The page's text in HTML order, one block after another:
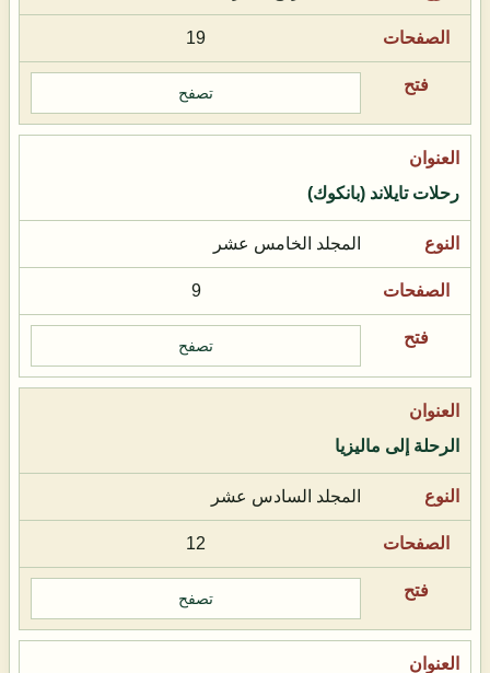
19
تصفح
رحلات تايلاند (بانكوك)
المجلد الخامس عشر
9
تصفح
الرحلة إلى ماليزيا
المجلد السادس عشر
12
تصفح